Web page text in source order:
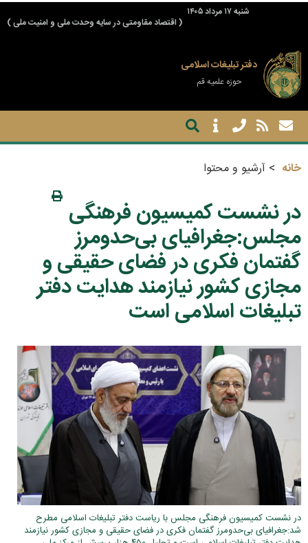
شنبه ۱۷ مرداد ۱۴۰۵
( اقتصاد مقاومتی در سایه وحدت ملی و امنیت ملی )
دفتر تبلیغات اسلامی
حوزه علمیه قم
خانه آرشیو و محتوا
در نشست کمیسیون فرهنگی
مجلس:جغرافیای بی‌حدومرز
گفتمان فکری در فضای حقیقی و
مجازی کشور نیازمند هدایت دفتر
تبلیغات اسلامی است
در نشست کمیسیون فرهنگی مجلس با ریاست دفتر تبلیغات اسلامی مطرح
شد:جغرافیای بی‌حدومرز گفتمان فکری در فضای حقیقی و مجازی کشور نیازمند